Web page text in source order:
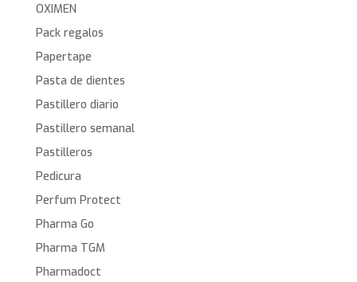
OXIMEN
Pack regalos
Papertape
Pasta de dientes
Pastillero diario
Pastillero semanal
Pastilleros
Pedicura
Perfum Protect
Pharma Go
Pharma TGM
Pharmadoct